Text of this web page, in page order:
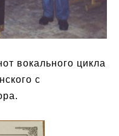
вокального цикла
с